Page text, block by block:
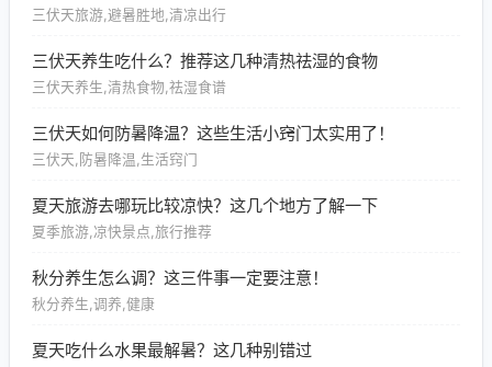
三伏天旅游,避暑胜地,清凉出行
三伏天养生吃什么？推荐这几种清热祛湿的食物
三伏天养生,清热食物,祛湿食谱
三伏天如何防暑降温？这些生活小窍门太实用了！
三伏天,防暑降温,生活窍门
夏天旅游去哪玩比较凉快？这几个地方了解一下
夏季旅游,凉快景点,旅行推荐
秋分养生怎么调？这三件事一定要注意！
秋分养生,调养,健康
夏天吃什么水果最解暑？这几种别错过